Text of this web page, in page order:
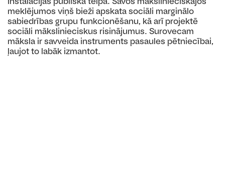
meklējumos viņš bieži apskata sociāli marginālo
sabiedrības grupu funkcionēšanu, kā arī projektē
sociāli mākslinieciskus risinājumus. Surovecam
māksla ir savveida instruments pasaules pētniecībai,
ļaujot to labāk izmantot.